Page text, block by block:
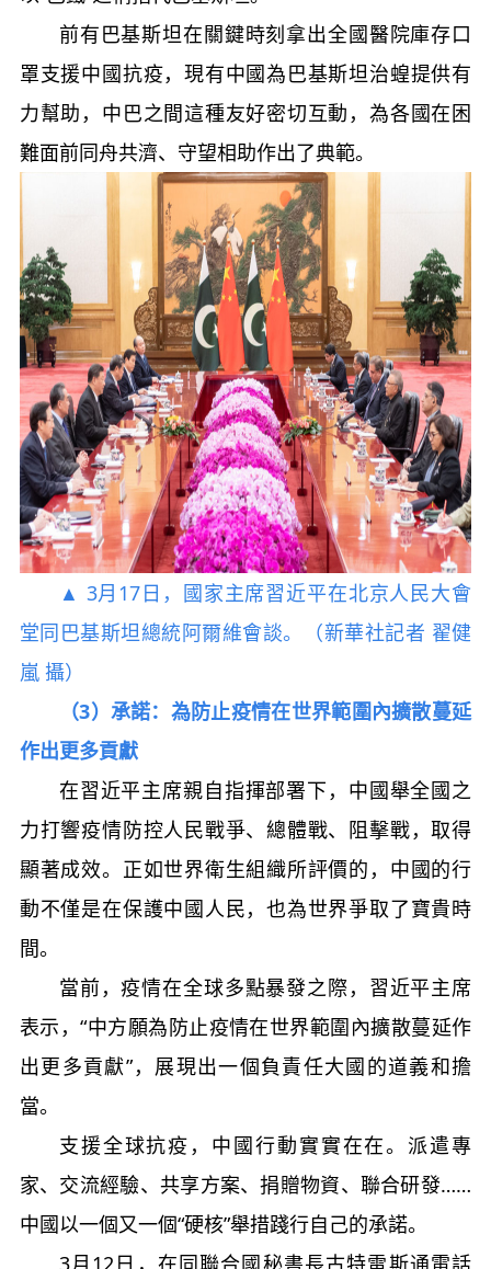
前有巴基斯坦在關鍵時刻拿出全國醫院庫存口
罩支援中國抗疫，現有中國為巴基斯坦治蝗提供有
力幫助，中巴之間這種友好密切互動，為各國在困
難面前同舟共濟、守望相助作出了典範。
▲ 3月17日，國家主席習近平在北京人民大會
堂同巴基斯坦總統阿爾維會談。（新華社記者 翟健
嵐 攝）
（3）承諾：為防止疫情在世界範圍內擴散蔓延
作出更多貢獻
在習近平主席親自指揮部署下，中國舉全國之
力打響疫情防控人民戰爭、總體戰、阻擊戰，取得
顯著成效。正如世界衛生組織所評價的，中國的行
動不僅是在保護中國人民，也為世界爭取了寶貴時
間。
當前，疫情在全球多點暴發之際，習近平主席
表示，“中方願為防止疫情在世界範圍內擴散蔓延作
出更多貢獻”，展現出一個負責任大國的道義和擔
當。
支援全球抗疫，中國行動實實在在。派遣專
家、交流經驗、共享方案、捐贈物資、聯合研發……
中國以一個又一個“硬核”舉措踐行自己的承諾。
3月12日，在同聯合國秘書長古特雷斯通電話